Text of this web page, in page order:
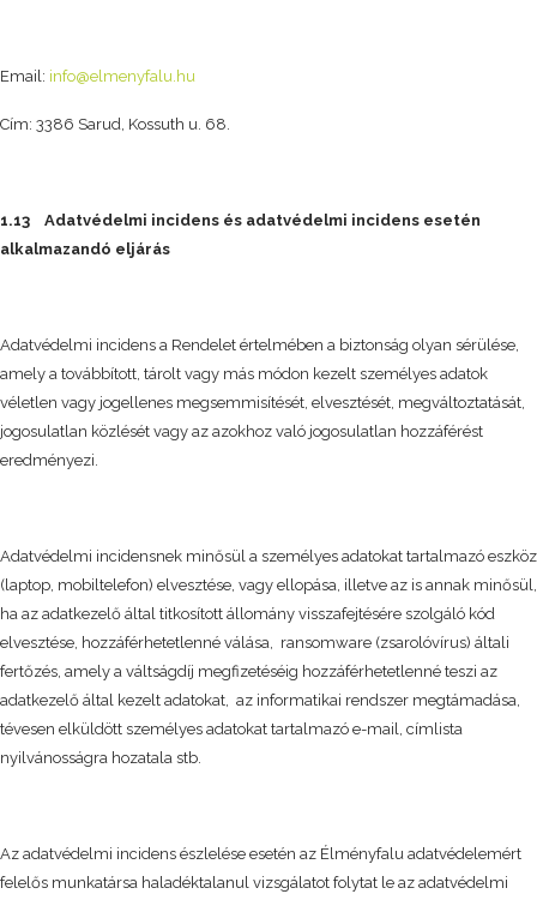
Email: info@elmenyfalu.hu
Cím: 3386 Sarud, Kossuth u. 68.
1.13 Adatvédelmi incidens és adatvédelmi incidens esetén
alkalmazandó eljárás
Adatvédelmi incidens a Rendelet értelmében a biztonság olyan sérülése,
amely a továbbított, tárolt vagy más módon kezelt személyes adatok
véletlen vagy jogellenes megsemmisítését, elvesztését, megváltoztatását,
jogosulatlan közlését vagy az azokhoz való jogosulatlan hozzáférést
eredményezi.
Adatvédelmi incidensnek minősül a személyes adatokat tartalmazó eszköz
(laptop, mobiltelefon) elvesztése, vagy ellopása, illetve az is annak minősül,
ha az adatkezelő által titkosított állomány visszafejtésére szolgáló kód
elvesztése, hozzáférhetetlenné válása, ransomware (zsarolóvírus) általi
fertőzés, amely a váltságdíj megfizetéséig hozzáférhetetlenné teszi az
adatkezelő által kezelt adatokat, az informatikai rendszer megtámadása,
tévesen elküldött személyes adatokat tartalmazó e-mail, címlista
nyilvánosságra hozatala stb.
Az adatvédelmi incidens észlelése esetén az Élményfalu adatvédelemért
felelős munkatársa haladéktalanul vizsgálatot folytat le az adatvédelmi